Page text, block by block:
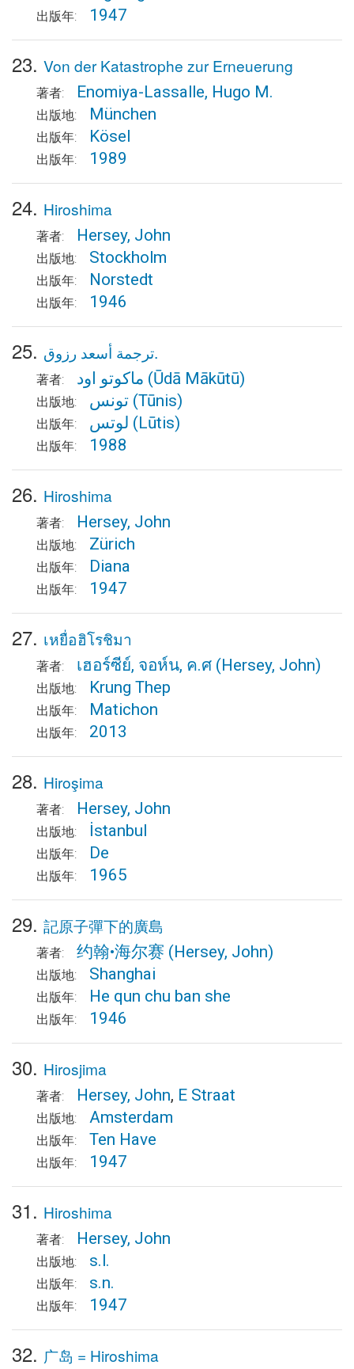
出版年: 1947
23. Von der Katastrophe zur Erneuerung
著者: Enomiya-Lassalle, Hugo M.
出版地: München
出版年: Kösel
出版年: 1989
24. Hiroshima
著者: Hersey, John
出版地: Stockholm
出版年: Norstedt
出版年: 1946
25. ترجمة أسعد رزوق.
著者: ماكوتو اود (Ūdā Mākūtū)
出版地: تونس (Tūnis)
出版年: لوتس (Lūtis)
出版年: 1988
26. Hiroshima
著者: Hersey, John
出版地: Zürich
出版年: Diana
出版年: 1947
27. เหยื่อฮิโรชิมา
著者: เฮอร์ซีย์, จอห์น, ค.ศ (Hersey, John)
出版地: Krung Thep
出版年: Matichon
出版年: 2013
28. Hiroşima
著者: Hersey, John
出版地: İstanbul
出版年: De
出版年: 1965
29. 記原子彈下的廣島
著者: 约翰•海尔赛 (Hersey, John)
出版地: Shanghai
出版年: He qun chu ban she
出版年: 1946
30. Hirosjima
著者: Hersey, John, E Straat
出版地: Amsterdam
出版年: Ten Have
出版年: 1947
31. Hiroshima
著者: Hersey, John
出版地: s.l.
出版年: s.n.
出版年: 1947
32. 广岛 = Hiroshima